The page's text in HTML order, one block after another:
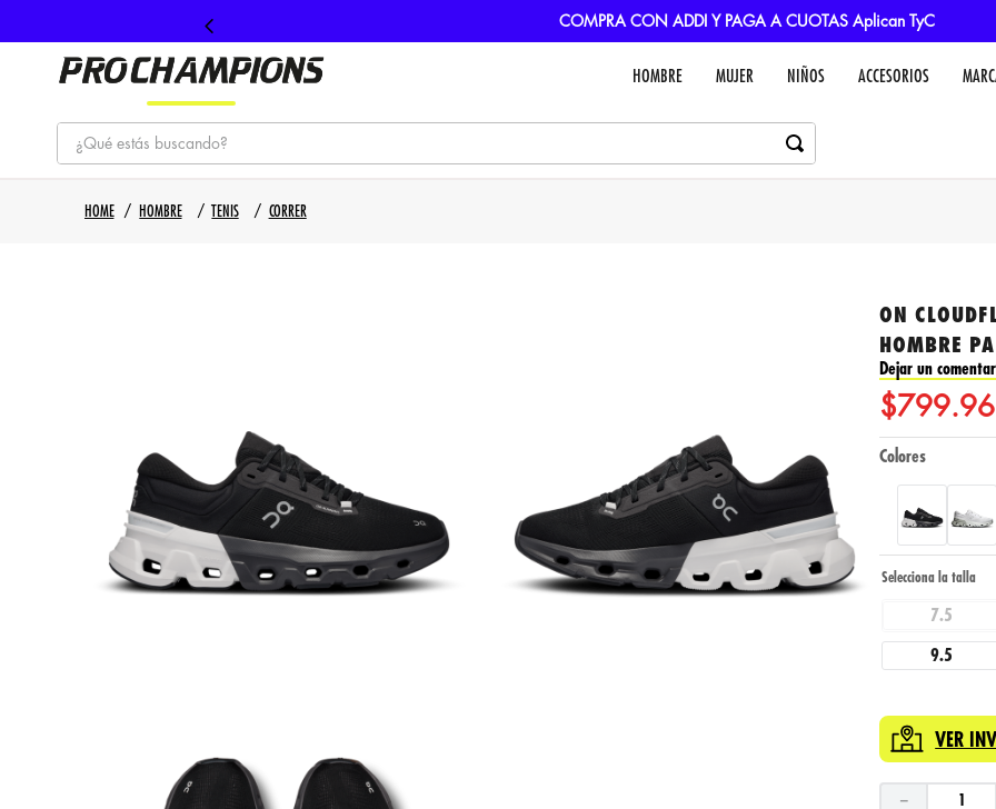
COMPRA CON ADDI Y PAGA A CUOTAS Aplican TyC
HOMBRE MUJER NIÑOS ACCESORIOS
¿Qué estás buscando?
1. tenis
HOMBRE TENIS CORRER
ON
HOMBRE
Dejar un
$799.
Colores
7.5
9.5
VER
－